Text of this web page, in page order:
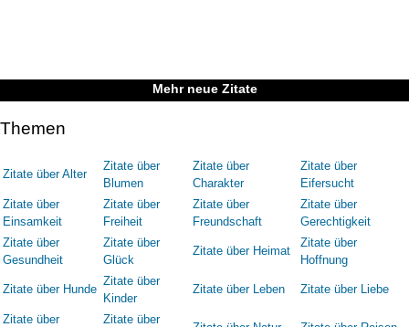
Mehr neue Zitate
Themen
Zitate über Alter
Zitate über
Blumen
Zitate über
Charakter
Zitate über
Eifersucht
Zitate über
Einsamkeit
Zitate über
Freiheit
Zitate über
Freundschaft
Zitate über
Gerechtigkeit
Zitate über
Gesundheit
Zitate über
Glück
Zitate über Heimat
Zitate über
Hoffnung
Zitate über Hunde
Zitate über
Kinder
Zitate über Leben Zitate über Liebe
Zitate über Zitate über